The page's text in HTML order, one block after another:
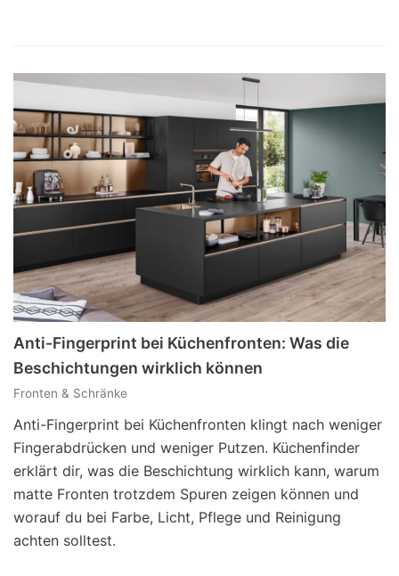
Anti-Fingerprint bei Küchenfronten: Was die
Beschichtungen wirklich können
Fronten & Schränke
Anti-Fingerprint bei Küchenfronten klingt nach weniger
Fingerabdrücken und weniger Putzen. Küchenfinder
erklärt dir, was die Beschichtung wirklich kann, warum
matte Fronten trotzdem Spuren zeigen können und
worauf du bei Farbe, Licht, Pflege und Reinigung
achten solltest.